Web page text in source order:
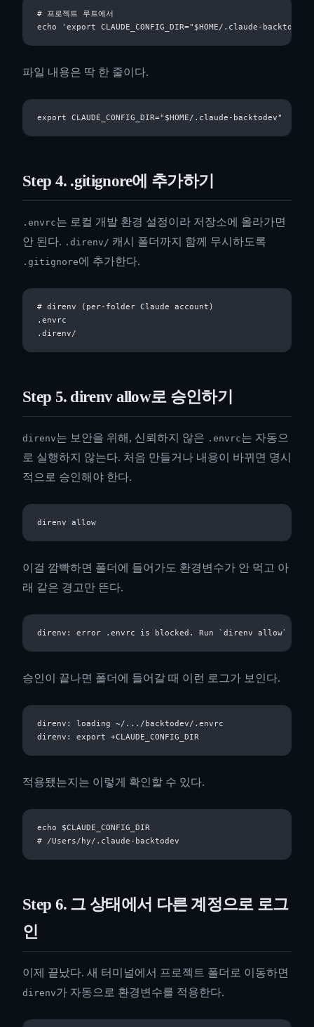
# 프로젝트 루트에서
파일 내용은 딱 한 줄이다.
Step 4. .gitignore에 추가하기
.envrc는 로컬 개발 환경 설정이라 저장소에 올라가면
안 된다. .direnv/ 캐시 폴더까지 함께 무시하도록
.gitignore에 추가한다.
# direnv (per-folder Claude account)
.envrc
Step 5. direnv allow로 승인하기
direnv는 보안을 위해, 신뢰하지 않은 .envrc는 자동으
로 실행하지 않는다. 처음 만들거나 내용이 바뀌면 명시
적으로 승인해야 한다.
이걸 깜빡하면 폴더에 들어가도 환경변수가 안 먹고 아
래 같은 경고만 뜬다.
승인이 끝나면 폴더에 들어갈 때 이런 로그가 보인다.
direnv: loading ~/.../backtodev/.envrc
적용됐는지는 이렇게 확인할 수 있다.
echo $CLAUDE_CONFIG_DIR
Step 6. 그 상태에서 다른 계정으로 로그
인
이제 끝났다. 새 터미널에서 프로젝트 폴더로 이동하면
direnv가 자동으로 환경변수를 적용한다.